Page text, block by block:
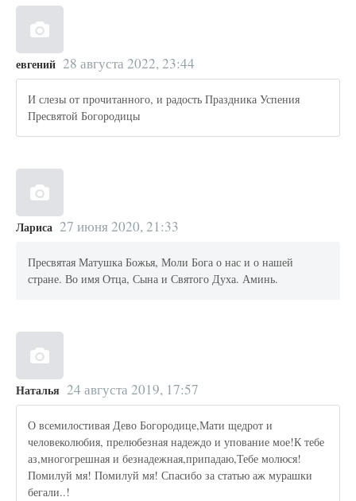
евгений 28 августа 2022, 23:44
И слезы от прочитанного, и радость Праздника Успения
Пресвятой Богородицы
Лариса 27 июня 2020, 21:33
Пресвятая Матушка Божья, Моли Бога о нас и о нашей
стране. Во имя Отца, Сына и Святого Духа. Аминь.
Наталья 24 августа 2019, 17:57
О всемилостивая Дево Богородице,Мати щедрот и
человеколюбия, прелюбезная надеждо и упование мое!К тебе
аз,многогрешная и безнадежная,припадаю,Тебе молюся!
Помилуй мя! Помилуй мя! Спасибо за статью аж мурашки
бегали..!